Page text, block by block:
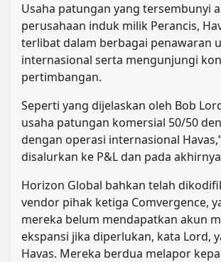
Usaha patungan yang tersembunyi
perusahaan induk milik Perancis,
terlibat dalam berbagai penawaran
internasional serta mengunjungi
pertimbangan.
Seperti yang dijelaskan oleh Bob
usaha patungan komersial 50/50
dengan operasi internasional
disalurkan ke P&L dan pada
Horizon Global bahkan telah
vendor pihak ketiga Comvergence,
mereka belum mendapatkan akun
ekspansi jika diperlukan, kata Lord,
Havas. Mereka berdua melapor